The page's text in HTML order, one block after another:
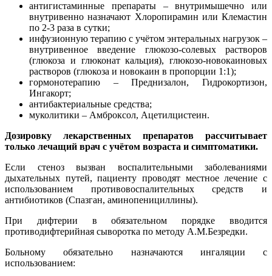
антигистаминные препараты – внутримышечно или
внутривенно назначают Хлоропирамин или Клемастин
по 2-3 раза в сутки;
инфузионную терапию с учётом энтеральных нагрузок –
внутривенное введение глюкозо-солевых растворов
(глюкоза и глюконат кальция), глюкозо-новокаиновых
растворов (глюкоза и новокаин в пропорции 1:1);
гормонотерапию – Преднизалон, Гидрокортизон,
Ингакорт;
антибактериальные средства;
муколитики – Амброксол, Ацетилцистеин.
Дозировку лекарственных препаратов рассчитывает
только лечащий врач с учётом возраста и симптоматики.
Если стеноз вызван воспалительными заболеваниями
дыхательных путей, пациенту проводят местное лечение с
использованием противовоспалительных средств и
антибиотиков (Спазган, аминопенициллины).
При дифтерии в обязательном порядке вводится
противодифтерийная сыворотка по методу А.М.Безредки.
Больному обязательно назначаются ингаляции с
использованием: